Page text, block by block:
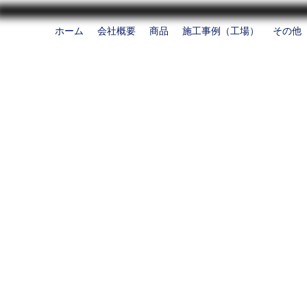
ホーム 会社概要 商品 施工事例（工場） その他